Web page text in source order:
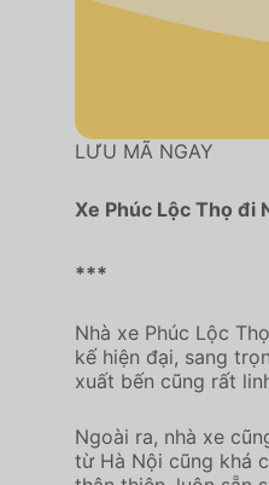
LƯU MÃ NGAY
Xe Phúc Lộc Thọ đi
***
Nhà xe Phúc Lộc
kế hiện đại, sang
xuất bến cũng rất
Ngoài ra, nhà xe
từ Hà Nội cũng khá